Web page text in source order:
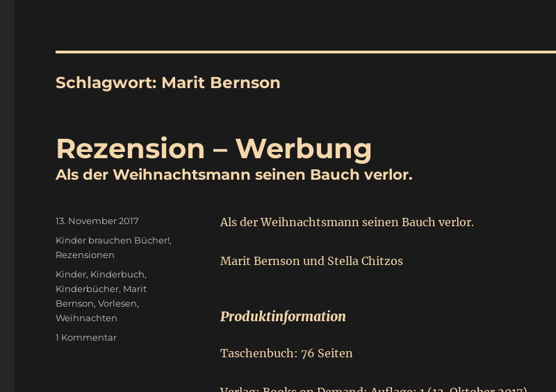
Schlagwort: Marit Bernson
Rezension – Werbung
Als der Weihnachtsmann seinen Bauch verlor.
Als der Weihnachtsmann seinen Bauch verlor.
Marit Bernson und Stella Chitzos
Produktinformation
Taschenbuch: 76 Seiten
Veröffentlicht
am
13. November 2017
Kategorien
Kinder brauchen Bücher!,
Rezensionen
Schlagwörter
Kinder, Kinderbuch,
Kinderbücher, Marit
Bernson,Vorlesen,
Weihnachten
1 Kommentarzu